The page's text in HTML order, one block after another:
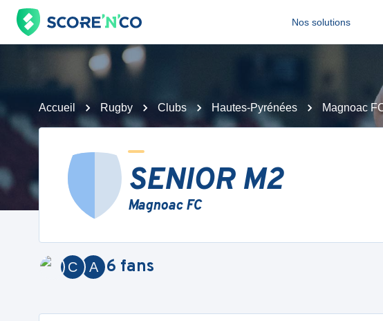
Nos solutions
Accueil Rugby Clubs Hautes-Pyrénées Magnoac
SENIOR M2
Magnoac FC
A
C 6 fans